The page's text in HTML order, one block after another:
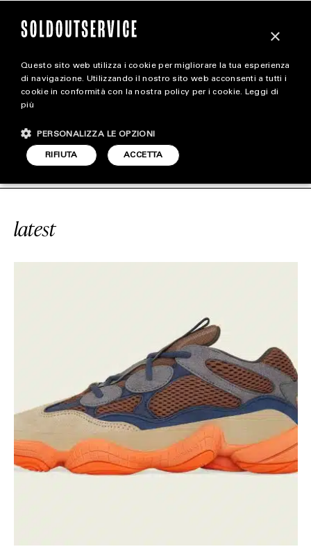
magazine
STYLE
FOOTWEAR
YEEZY 500
latest
×
Questo sito web utilizza i cookie per migliorare la tua esperienza
di navigazione. Utilizzando il nostro sito web acconsenti a tutti i
cookie in conformità con la nostra policy per i cookie. Leggi di
più
ACCETTA
RIFIUTA
PERSONALIZZA LE OPZIONI